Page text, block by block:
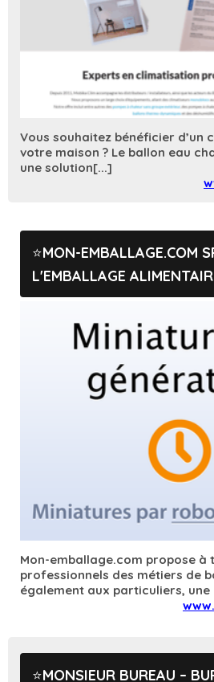
Vous souhaitez bénéficier
votre maison ? Le ballon eau
une solution[...]
MON-EMBALLAGE.COM
L'EMBALLAGE
Mon-emballage.com propose à
professionnels des métiers de
également aux particuliers,
MONSIEUR BUREAU –